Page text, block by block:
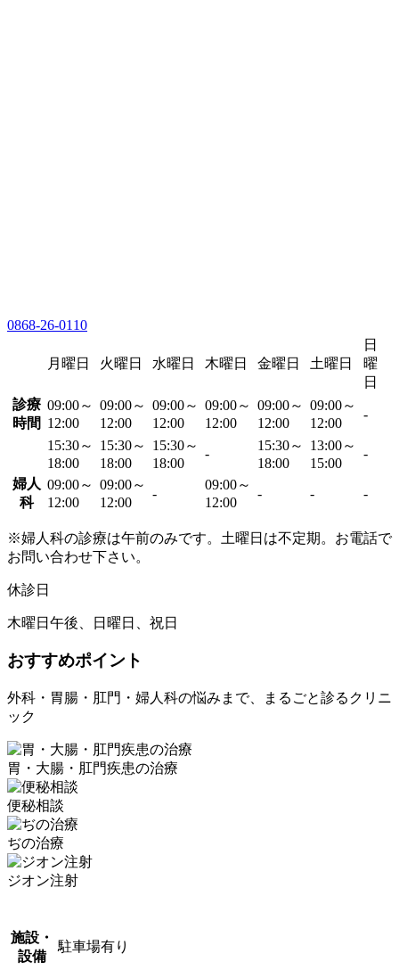
0868-26-0110
月曜日 火曜日 水曜日 木曜日 金曜日 土曜日
日
曜
日
診療
時間
09:00～
12:00
09:00～
12:00
09:00～
12:00
09:00～
12:00
09:00～
12:00
09:00～
12:00
-
15:30～
18:00
15:30～
18:00
15:30～
18:00
-
15:30～
18:00
13:00～
15:00
-
婦人
科
09:00～
12:00
09:00～
12:00
-
09:00～
12:00
- - -
※婦人科の診療は午前のみです。土曜日は不定期。お電話で
お問い合わせ下さい。
休診日
木曜日午後、日曜日、祝日
おすすめポイント
外科・胃腸・肛門・婦人科の悩みまで、まるごと診るクリニ
ック
胃・大腸・肛門疾患の治療
便秘相談
ぢの治療
ジオン注射
施設・
設備
駐車場有り